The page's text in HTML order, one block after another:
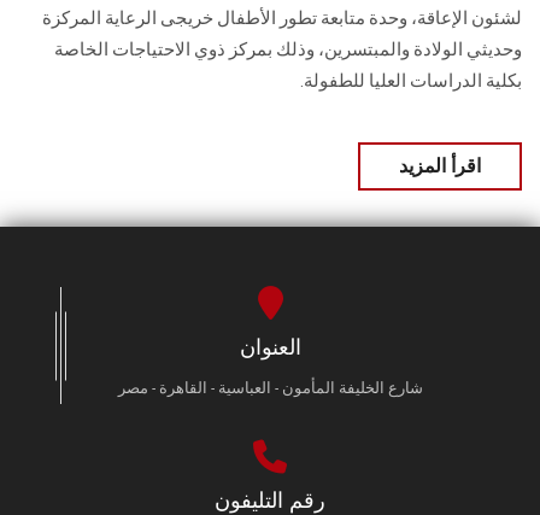
سجل الان
لشئون الإعاقة، وحدة متابعة تطور الأطفال خريجى الرعاية المركزة
وحديثي الولادة والمبتسرين، وذلك بمركز ذوي الاحتياجات الخاصة
بكلية الدراسات العليا للطفولة.
اقرأ المزيد
العنوان
شارع الخليفة المأمون - العباسية - القاهرة - مصر
رقم التليفون